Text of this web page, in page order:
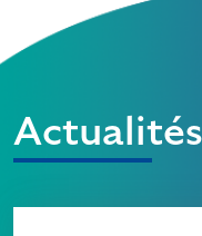
Actualités